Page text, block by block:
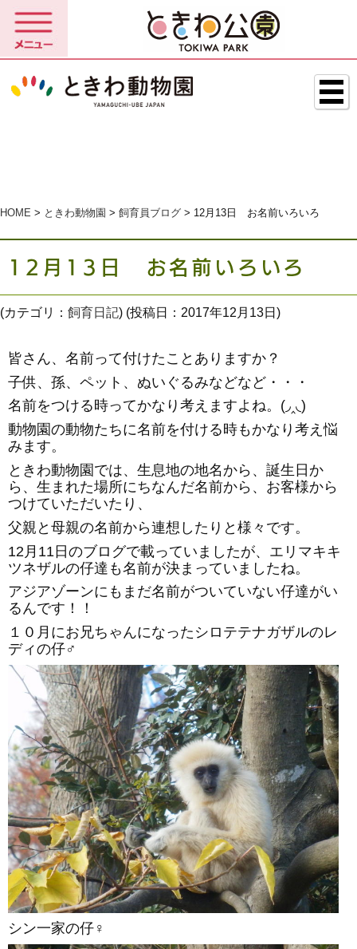
HOME > ときわ動物園 > 飼育員ブログ > 12月13日 お名前いろいろ
12月13日 お名前いろいろ
(カテゴリ： 飼育日記) (投稿日：2017年12月13日)
皆さん、名前って付けたことありますか？
子供、孫、ペット、ぬいぐるみなどなど・・・
名前をつける時ってかなり考えますよね。(◞‸◟)
動物園の動物たちに名前を付ける時もかなり考え悩
みます。
ときわ動物園では、生息地の地名から、誕生日か
ら、生まれた場所にちなんだ名前から、お客様から
つけていただいたり、
父親と母親の名前から連想したりと様々です。
12月11日のブログで載っていましたが、エリマキキ
ツネザルの仔達も名前が決まっていましたね。
アジアゾーンにもまだ名前がついていない仔達がい
るんです！！
１０月にお兄ちゃんになったシロテテナガザルのレ
ディの仔♂
シン一家の仔♀